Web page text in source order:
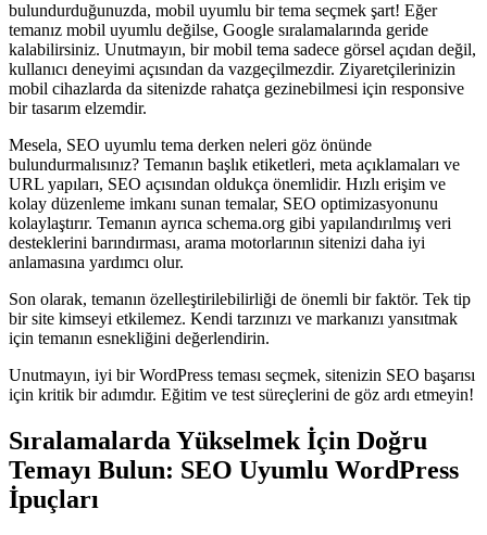
bulundurduğunuzda, mobil uyumlu bir tema seçmek şart! Eğer
temanız mobil uyumlu değilse, Google sıralamalarında geride
kalabilirsiniz. Unutmayın, bir mobil tema sadece görsel açıdan değil,
kullanıcı deneyimi açısından da vazgeçilmezdir. Ziyaretçilerinizin
mobil cihazlarda da sitenizde rahatça gezinebilmesi için responsive
bir tasarım elzemdir.
Mesela, SEO uyumlu tema derken neleri göz önünde
bulundurmalısınız? Temanın başlık etiketleri, meta açıklamaları ve
URL yapıları, SEO açısından oldukça önemlidir. Hızlı erişim ve
kolay düzenleme imkanı sunan temalar, SEO optimizasyonunu
kolaylaştırır. Temanın ayrıca schema.org gibi yapılandırılmış veri
desteklerini barındırması, arama motorlarının sitenizi daha iyi
anlamasına yardımcı olur.
Son olarak, temanın özelleştirilebilirliği de önemli bir faktör. Tek tip
bir site kimseyi etkilemez. Kendi tarzınızı ve markanızı yansıtmak
için temanın esnekliğini değerlendirin.
Unutmayın, iyi bir WordPress teması seçmek, sitenizin SEO başarısı
için kritik bir adımdır. Eğitim ve test süreçlerini de göz ardı etmeyin!
Sıralamalarda Yükselmek İçin Doğru
Temayı Bulun: SEO Uyumlu WordPress
İpuçları